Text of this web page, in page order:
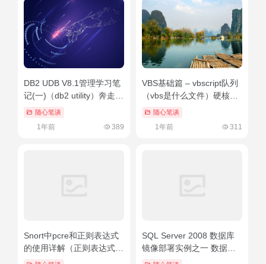
DB2 UDB V8.1管理学习笔
记(一)（db2 utility）奔走相
告 随心笔谈
1年前 389
VBS基础篇 – vbscript队列
（vbs是什么文件）硬核推
荐 随心笔谈
1年前 311
Snort中pcre和正则表达式
的使用详解（正则表达式的
replace）这样也行？
SQL Server 2008 数据库
镜像部署实例之一 数据库
准备（sql2008r2数据库）